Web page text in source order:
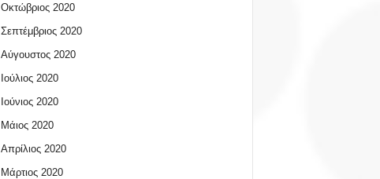
Οκτώβριος 2020
Σεπτέμβριος 2020
Αύγουστος 2020
Ιούλιος 2020
Ιούνιος 2020
Μάιος 2020
Απρίλιος 2020
Μάρτιος 2020